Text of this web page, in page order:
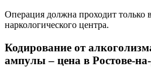
Операция должна проходит только
наркологического центра.
Кодирование от
ампулы – цена в Ростове-